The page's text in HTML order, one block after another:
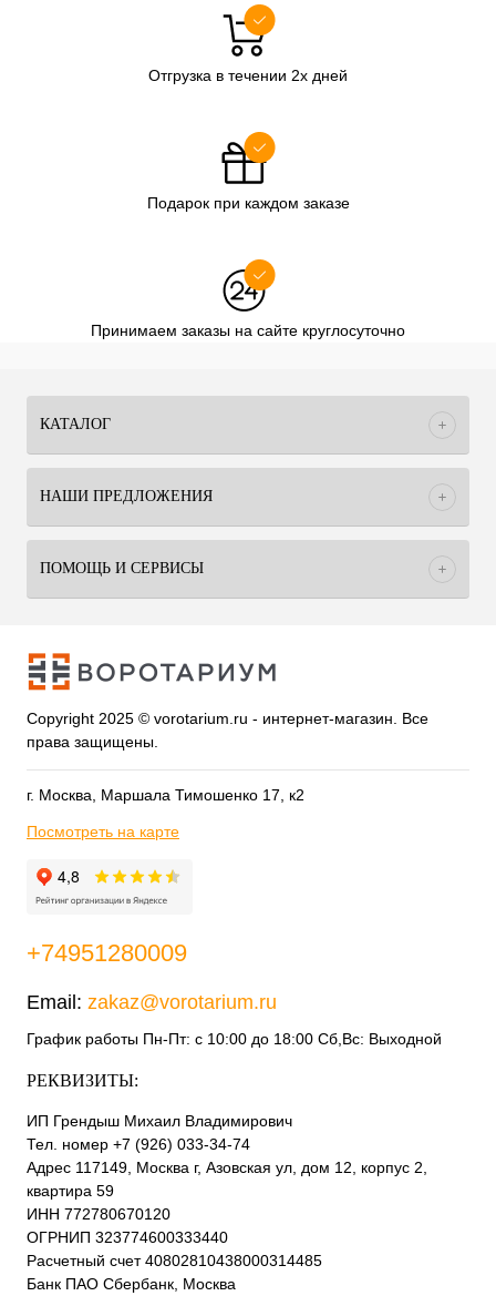
Отгрузка в течении 2х дней
Подарок при каждом заказе
Принимаем заказы на сайте круглосуточно
КАТАЛОГ
НАШИ ПРЕДЛОЖЕНИЯ
ПОМОЩЬ И СЕРВИСЫ
Copyright 2025 © vorotarium.ru - интернет-магазин. Все
права защищены.
г. Москва, Маршала Тимошенко 17, к2
Посмотреть на карте
+74951280009
Email: zakaz@vorotarium.ru
График работы Пн-Пт: с 10:00 до 18:00 Сб,Вс: Выходной
РЕКВИЗИТЫ:
ИП Грендыш Михаил Владимирович
Тел. номер +7 (926) 033-34-74
Адрес 117149, Москва г, Азовская ул, дом 12, корпус 2,
квартира 59
ИНН 772780670120
ОГРНИП 323774600333440
Расчетный счет 40802810438000314485
Банк ПАО Сбербанк, Москва